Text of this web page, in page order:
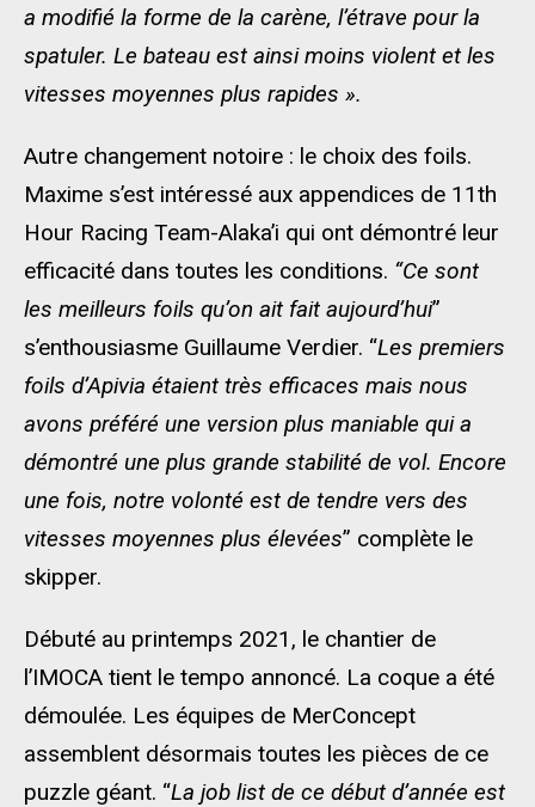
a modifié la forme de la carène, l’étrave pour la
spatuler. Le bateau est ainsi moins violent et les
vitesses moyennes plus rapides ».
Autre changement notoire : le choix des foils.
Maxime s’est intéressé aux appendices de 11th
Hour Racing Team-Alaka’i qui ont démontré leur
efficacité dans toutes les conditions. “Ce sont
les meilleurs foils qu’on ait fait aujourd’hui”
s’enthousiasme Guillaume Verdier. “Les premiers
foils d’Apivia étaient très efficaces mais nous
avons préféré une version plus maniable qui a
démontré une plus grande stabilité de vol. Encore
une fois, notre volonté est de tendre vers des
vitesses moyennes plus élevées” complète le
skipper.
Débuté au printemps 2021, le chantier de
l’IMOCA tient le tempo annoncé. La coque a été
démoulée. Les équipes de MerConcept
assemblent désormais toutes les pièces de ce
puzzle géant. “La job list de ce début d’année est